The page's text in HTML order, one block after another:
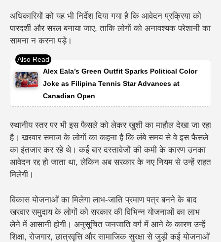
अधिकारियों को यह भी निर्देश दिया गया है कि आवेदन प्रक्रिया को
पारदर्शी और सरल बनाया जाए, ताकि लोगों को अनावश्यक परेशानी का
सामना न करना पड़े।
Alex Eala’s Green Outfit Sparks Political Color
Joke as Filipina Tennis Star Advances at
Canadian Open
स्थानीय स्तर पर भी इस फैसले को लेकर खुशी का माहौल देखा जा रहा
है। खरवार समाज के लोगों का कहना है कि लंबे समय से वे इस फैसले
का इंतजार कर रहे थे। कई बार दस्तावेजों की कमी के कारण उनका
आवेदन रद्द हो जाता था, लेकिन अब सरकार के नए नियम से उन्हें राहत
मिलेगी।
विकास योजनाओं का मिलेगा लाभ-जाति प्रमाण पत्र बनने के बाद
खरवार समुदाय के लोगों को सरकार की विभिन्न योजनाओं का लाभ
लेने में आसानी होगी। अनुसूचित जनजाति वर्ग में आने के कारण उन्हें
शिक्षा, रोजगार, छात्रवृत्ति और सामाजिक सुरक्षा से जुड़ी कई योजनाओं